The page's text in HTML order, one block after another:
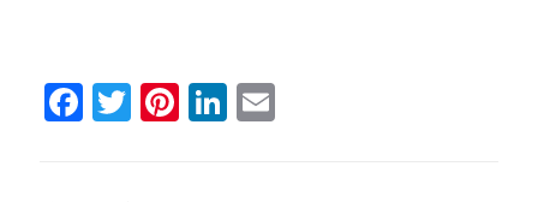
Facebook
Twitter
Pinterest
LinkedIn